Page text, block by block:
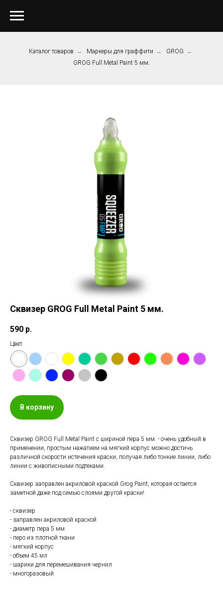
Каталог товаров → Маркеры для граффити → GROG →
GROG Full Metal Paint 5 мм.
Сквизер GROG Full Metal Paint 5 мм.
590 р.
Цвет
В корзину
Сквизер GROG Full Metal Paint с шириной пера 5 мм. - очень удобный в
применении, простым нажатием на мягкий корпус можно достичь
различной скорости истечения краски, получая либо тонкие линии, либо
линии с живописными подтеками.
Сквизер заправлен акриловой краской Grog Paint, которая остается
заметной даже под семью слоями другой краски!
- сквизер
- заправлен акриловой краской
- диаметр пера 5 мм
- перо из плотной ткани
- мягкий корпус
- объем 45 мл
- шарики для перемешивания чернил
- многоразовый